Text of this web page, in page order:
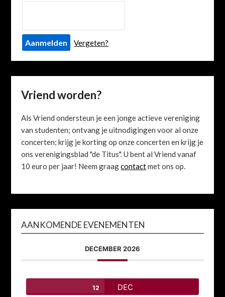
Vergeten?
Vriend worden?
Als Vriend ondersteun je een jonge actieve vereniging
van studenten; ontvang je uitnodigingen voor al onze
concerten; krijg je korting op onze concerten en krijg je
ons verenigingsblad "de Titus". U bent al Vriend vanaf
10 euro per jaar! Neem graagcontactmet ons op.
AANKOMENDE EVENEMENTEN
DECEMBER 2026
12 DEC